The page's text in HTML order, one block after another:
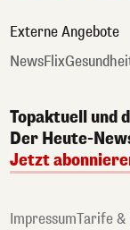
Externe Angebote
NewsFlix
Topaktuell und
Der Heute-
Jetzt
ImpressumTarife &